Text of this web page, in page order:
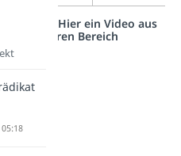
vernetzt: Hier ein Video aus
einem anderen Bereich